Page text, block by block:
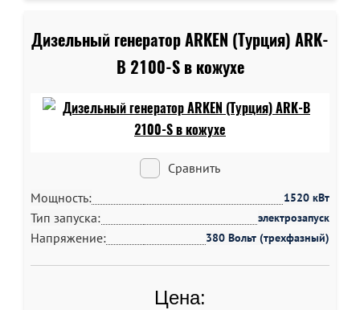
Дизельный генератор ARKEN (Турция) ARK-
B 2100-S в кожухе
Сравнить
Мощность:
1520 кВт
Тип запуска: электрозапуск
Напряжение: 380 Вольт (трехфазный)
Цена: